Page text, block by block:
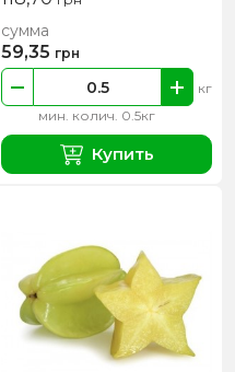
мин. колич. 0.5кг
кг
сумма
59,35 грн
Купить